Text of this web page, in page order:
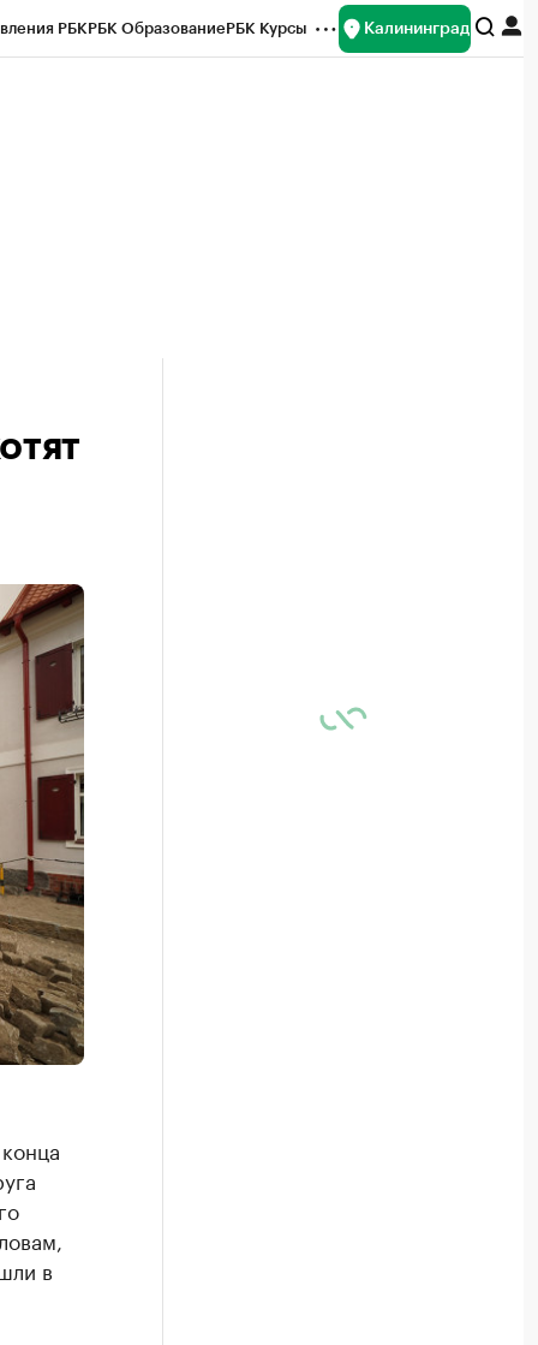
РБКРБК ОбразованиеРБК Курсы Калининград
в